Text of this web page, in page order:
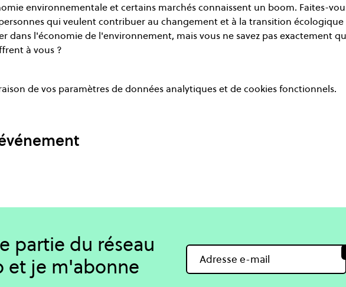
environnementale et certains marchés connaissent un boom. Faites-
qui veulent contribuer au changement et à la transition écologique
dans l'économie de l'environnement, mais vous ne savez pas exactement
à vous ?
de vos paramètres de données analytiques et de cookies fonctionnels.
partie du réseau
et je m'abonne